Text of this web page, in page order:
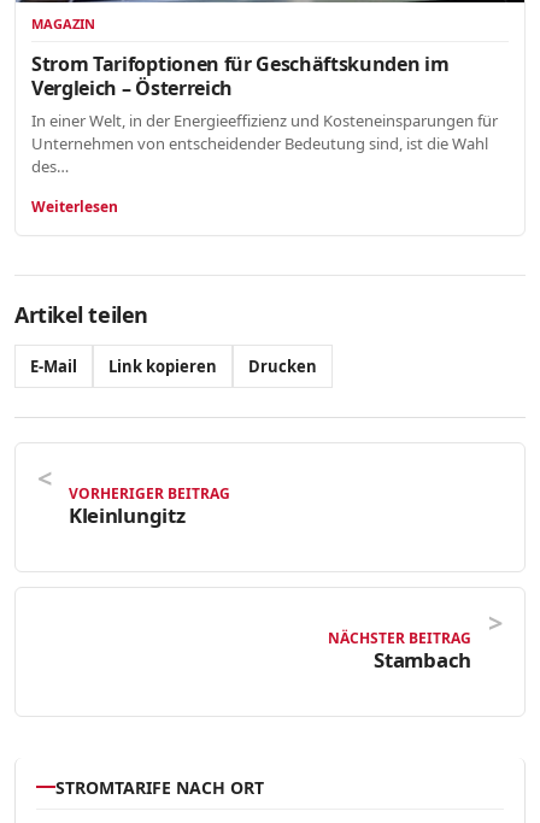
MAGAZIN
Strom Tarifoptionen für Geschäftskunden im
Vergleich – Österreich
In einer Welt, in der Energieeffizienz und Kosteneinsparungen für
Unternehmen von entscheidender Bedeutung sind, ist die Wahl
des…
Weiterlesen
Artikel teilen
E-Mail Link kopieren Drucken
VORHERIGER BEITRAG
Kleinlungitz
NÄCHSTER BEITRAG
Stambach
STROMTARIFE NACH ORT